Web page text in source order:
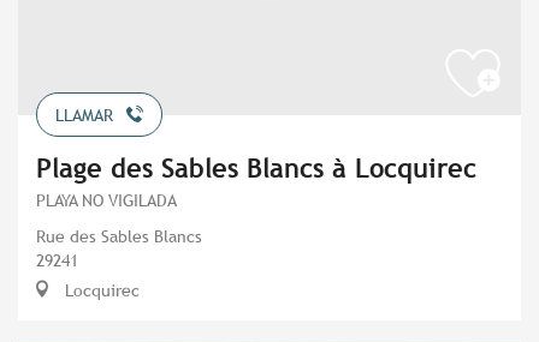
LLAMAR
Plage des Sables Blancs à Locquirec
PLAYA NO VIGILADA
Rue des Sables Blancs
29241
Locquirec